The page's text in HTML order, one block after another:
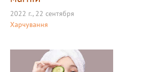
2022 г., 22 сентября
Харчування